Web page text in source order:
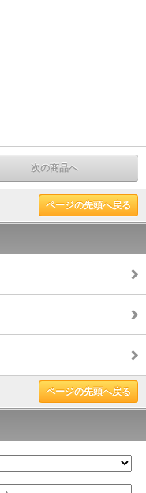
次の商品へ
ページの先頭へ戻る
ページの先頭へ戻る